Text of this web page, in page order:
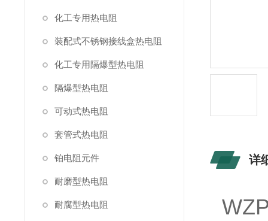
化工专用热电阻
装配式不锈钢接线盒热电阻
化工专用隔爆型热电阻
隔爆型热电阻
可动式热电阻
套管式热电阻
铂电阻元件
耐磨型热电阻
耐腐型热电阻
详